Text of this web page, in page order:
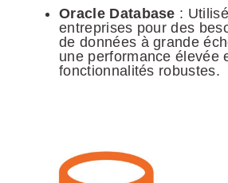
Oracle Database :
entreprises pour des
de données à grande
une performance élevée
fonctionnalités robustes.